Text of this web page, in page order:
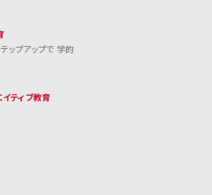
ップアップで 学的
ティブ教育